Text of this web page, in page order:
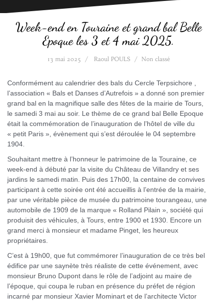
Week-end en Touraine et grand bal Belle
Epoque les 3 et 4 mai 2025.
13 mai 2025 Raoul POULS Non classé
Conformément au calendrier des bals du Cercle Terpsichore ,
l’association « Bals et Danses d’Autrefois » a donné son premier
grand bal en la magnifique salle des fêtes de la mairie de Tours,
le samedi 3 mai au soir. Le thème de ce grand bal Belle Epoque
était la commémoration de l’inauguration de l’hôtel de ville du
« petit Paris », évènement qui s’est déroulée le 04 septembre
1904.
Souhaitant mettre à l’honneur le patrimoine de la Touraine, ce
week-end à débuté par la visite du Château de Villandry et ses
jardins le samedi matin. Puis des 17h00, la centaine de convives
participant à cette soirée ont été accueillis à l’entrée de la mairie,
par une véritable pièce de musée du patrimoine tourangeau, une
automobile de 1909 de la marque « Rolland Pilain », société qui
produisit des véhicules, à Tours, entre 1900 et 1930. Encore un
grand merci à monsieur et madame Pinget, les heureux
propriétaires.
C’est à 19h00, que fut commémorer l’inauguration de ce très bel
édifice par une saynète très réaliste de cette événement, avec
monsieur Bruno Dupont dans le rôle de l’adjoint au maire de
l’époque, qui coupa le ruban en présence du préfet de région
incarné par monsieur Xavier Mominart et de l’architecte Victor